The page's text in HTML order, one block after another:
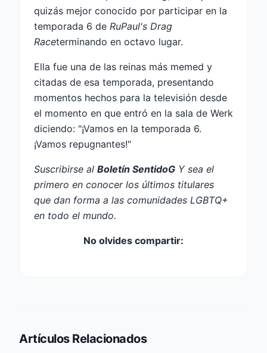
quizás mejor conocido por participar en la
temporada 6 de RuPaul's Drag
Raceterminando en octavo lugar.
Ella fue una de las reinas más memed y
citadas de esa temporada, presentando
momentos hechos para la televisión desde
el momento en que entró en la sala de Werk
diciendo: "¡Vamos en la temporada 6.
¡Vamos repugnantes!"
Suscribirse al Boletín SentidoG Y sea el
primero en conocer los últimos titulares
que dan forma a las comunidades LGBTQ+
en todo el mundo.
No olvides compartir:
Artículos Relacionados